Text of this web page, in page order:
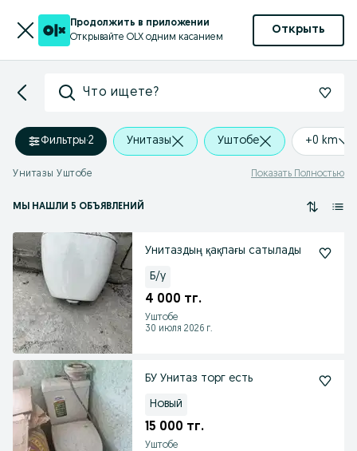
Продолжить в приложении
Открывайте OLX одним касанием
Открыть
Что ищете?
Фильтры·2 Унитазы Уштобе +0 km
Унитазы Уштобе Показать Полностью
МЫ НАШЛИ 5 ОБЪЯВЛЕНИЙ
Унитаздың қақпағы сатылады
Б/у
4 000 тг.
Уштобе
30 июля 2026 г.
БУ Унитаз торг есть
Новый
15 000 тг.
Уштобе